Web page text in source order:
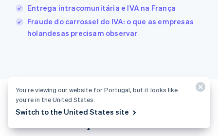
Entrega intracomunitária e IVA na França
Fraude do carrossel do IVA: o que as empresas
holandesas precisam observar
Finlândia
EnglishSvenska
França
English
Hungria
English
Índia
Irlanda
You’re viewing our website for Portugal, but it looks like
you’re in the United States.
Switch to the United States site